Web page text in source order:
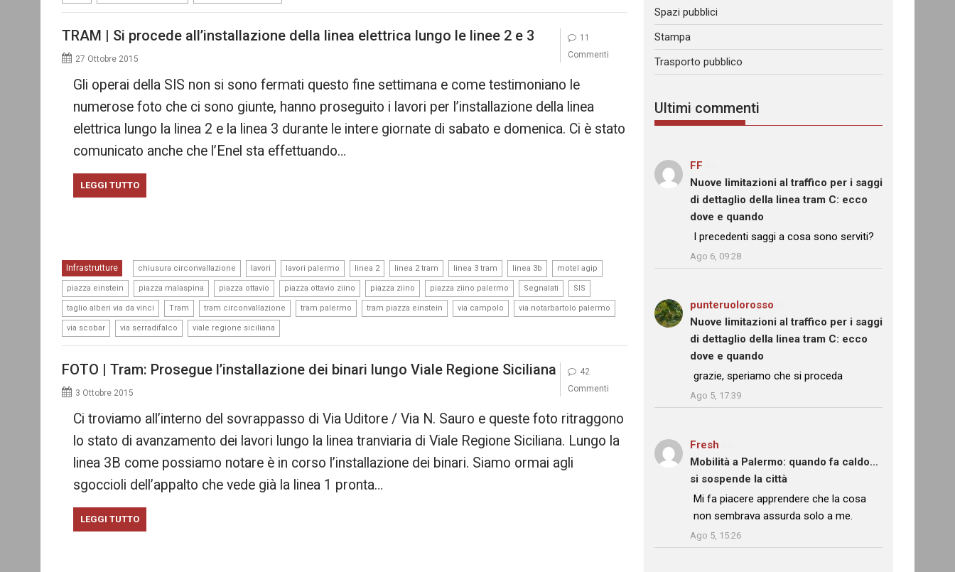
TRAM | Si procede all’installazione della linea elettrica lungo le linee 2 e 3
27 Ottobre 2015
Gli operai della SIS non si sono fermati questo fine settimana e come testimoniano le
numerose foto che ci sono giunte, hanno proseguito i lavori per l’installazione della linea
elettrica lungo la linea 2 e la linea 3 durante le intere giornate di sabato e domenica. Ci è stato
comunicato anche che l’Enel sta effettuando…
LEGGI TUTTO
Infrastrutture chiusura circonvallazione lavori lavori palermo linea 2 linea 2 tram linea 3 tram linea 3b motel agip
piazza einstein piazza malaspina piazza ottavio piazza ottavio ziino piazza ziino piazza ziino palermo Segnalati SIS
taglio alberi via da vinci Tram tram circonvallazione tram palermo tram piazza einstein via campolo via notarbartolo palermo
via scobar via serradifalco viale regione siciliana
11
Commenti
FOTO | Tram: Prosegue l’installazione dei binari lungo Viale Regione Siciliana
3 Ottobre 2015
Ci troviamo all’interno del sovrappasso di Via Uditore / Via N. Sauro e queste foto ritraggono
lo stato di avanzamento dei lavori lungo la linea tranviaria di Viale Regione Siciliana. Lungo la
linea 3B come possiamo notare è in corso l’installazione dei binari. Siamo ormai agli
sgoccioli dell’appalto che vede già la linea 1 pronta…
LEGGI TUTTO
42
Commenti
Spazi pubblici
Stampa
Trasporto pubblico
Ultimi commenti
FF
Nuove limitazioni al traffico per i saggi
di dettaglio della linea tram C: ecco
dove e quando
: “I precedenti saggi a cosa sono serviti?
Ago 6, 09:28
punteruolorosso
Nuove limitazioni al traffico per i saggi
di dettaglio della linea tram C: ecco
dove e quando
: “
grazie, speriamo che si proceda
Ago 5, 17:39
Fresh
Mobilità a Palermo: quando fa caldo…
si sospende la città
: “
Mi fa piacere apprendere che la cosa
non sembrava assurda solo a me.
Ago 5, 15:26